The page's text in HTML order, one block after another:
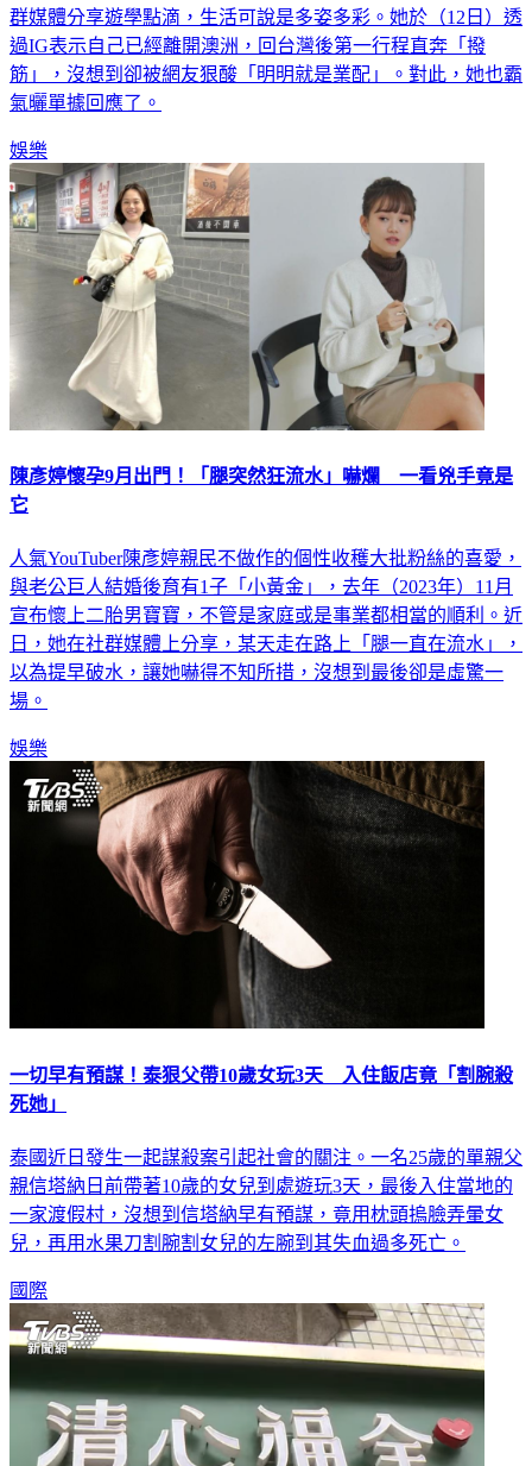
群媒體分享遊學點滴，生活可說是多姿多彩。她於（12日）透
過IG表示自己已經離開澳洲，回台灣後第一行程直奔「撥
筋」，沒想到卻被網友狠酸「明明就是業配」。對此，她也霸
氣曬單據回應了。
娛樂
陳彥婷懷孕9月出門！「腿突然狂流水」嚇爛 一看兇手竟是
它
人氣YouTuber陳彥婷親民不做作的個性收穫大批粉絲的喜愛，
與老公巨人結婚後育有1子「小黃金」，去年（2023年）11月
宣布懷上二胎男寶寶，不管是家庭或是事業都相當的順利。近
日，她在社群媒體上分享，某天走在路上「腿一直在流水」，
以為提早破水，讓她嚇得不知所措，沒想到最後卻是虛驚一
場。
娛樂
一切早有預謀！泰狠父帶10歲女玩3天 入住飯店竟「割腕殺
死她」
泰國近日發生一起謀殺案引起社會的關注。一名25歲的單親父
親信塔納日前帶著10歲的女兒到處遊玩3天，最後入住當地的
一家渡假村，沒想到信塔納早有預謀，竟用枕頭摀臉弄暈女
兒，再用水果刀割腕割女兒的左腕到其失血過多死亡。
國際